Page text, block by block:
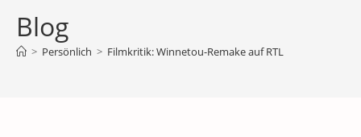
Blog
> Persönlich > Filmkritik: Winnetou-Remake auf RTL